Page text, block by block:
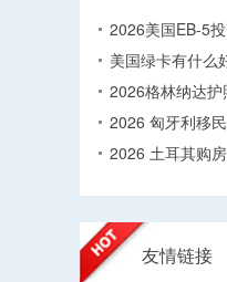
2026美国EB-5
美国绿卡有什么
2026格林纳达
2026 匈牙利移
2026 土耳其购
友情链接